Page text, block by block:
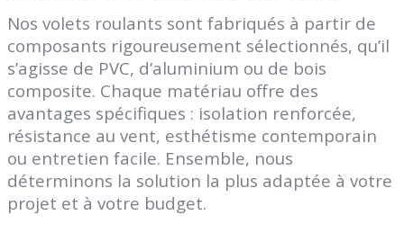
Nos volets roulants sont fabriqués à partir de
composants rigoureusement sélectionnés, qu’il
s’agisse de PVC, d’aluminium ou de bois
composite. Chaque matériau offre des
avantages spécifiques : isolation renforcée,
résistance au vent, esthétisme contemporain
ou entretien facile. Ensemble, nous
déterminons la solution la plus adaptée à votre
projet et à votre budget.